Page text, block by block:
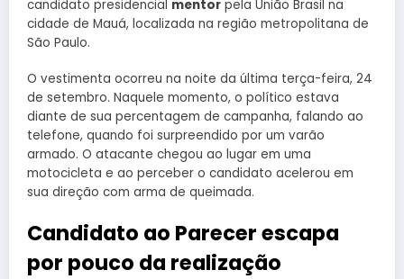
candidato presidencial mentor pela União Brasil na
cidade de Mauá, localizada na região metropolitana de
São Paulo.
O vestimenta ocorreu na noite da última terça-feira, 24
de setembro. Naquele momento, o político estava
diante de sua percentagem de campanha, falando ao
telefone, quando foi surpreendido por um varão
armado. O atacante chegou ao lugar em uma
motocicleta e ao perceber o candidato acelerou em
sua direção com arma de queimada.
Candidato ao Parecer escapa
por pouco da realização